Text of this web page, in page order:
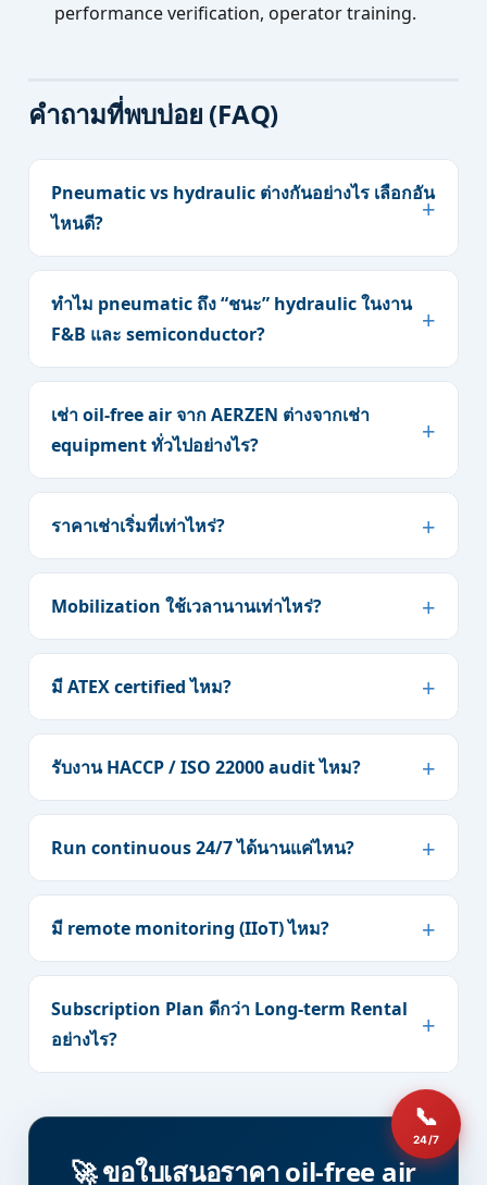
performance verification, operator training.
คำถามที่พบบ่อย (FAQ)
Pneumatic vs hydraulic ต่างกันอย่างไร เลือกอัน
ไหนดี?
ทำไม pneumatic ถึง “ชนะ” hydraulic ในงาน
F&B และ semiconductor?
เช่า oil-free air จาก AERZEN ต่างจากเช่า
equipment ทั่วไปอย่างไร?
ราคาเช่าเริ่มที่เท่าไหร่?
Mobilization ใช้เวลานานเท่าไหร่?
มี ATEX certified ไหม?
รับงาน HACCP / ISO 22000 audit ไหม?
Run continuous 24/7 ได้นานแค่ไหน?
มี remote monitoring (IIoT) ไหม?
Subscription Plan ดีกว่า Long-term Rental
อย่างไร?
🚀 ขอใบเสนอราคา oil-free air
📞
24/7